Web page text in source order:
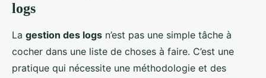
logs
La gestion des logs n’est pas une simple tâche à
cocher dans une liste de choses à faire. C’est une
pratique qui nécessite une méthodologie et des